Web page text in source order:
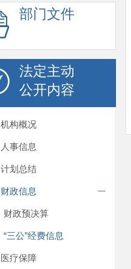
部门文件
法定主动
公开内容
机构概况
人事信息
计划总结
财政信息
财政预决算
“三公”经费信息
医疗保障